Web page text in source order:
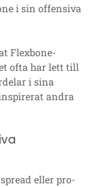
i sin offensiva
Flexbone-
ofta har lett till
i sina
andra
eller pro-